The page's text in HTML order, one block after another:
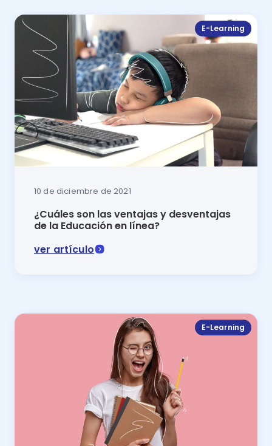
E-Learning
10 de diciembre de 2021
¿Cuáles son las ventajas y desventajas
de la Educación en línea?
ver artículo
E-Learning